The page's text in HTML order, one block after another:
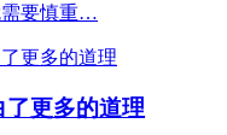
需要慎重…
更多的道理